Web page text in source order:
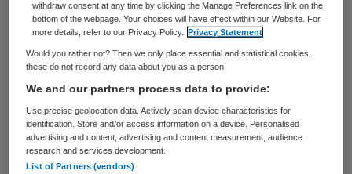
perceel. De bouwplannen worden op 16 mei
aan de inwoners van Zeilberg
gepresenteerd.
Aanvankelijk bestonden er plannen voor de
bouw van zorgwoningen in de pastorietuin
in Zeilberg. Daarover kon geen
overeenstemming bereikt worden met het
withdraw consent at any time by clicking the Manage Preferences link on the
bottom of the webpage. Your choices will have effect within our Website. For
more details, refer to our Privacy Policy.
Privacy Statement
Would you rather not? Then we only place essential and statistical cookies,
these do not record any data about you as a person
We and our partners process data to provide:
Use precise geolocation data. Actively scan device characteristics for
identification. Store and/or access information on a device. Personalised
advertising and content, advertising and content measurement, audience
research and services development.
List of Partners (vendors)